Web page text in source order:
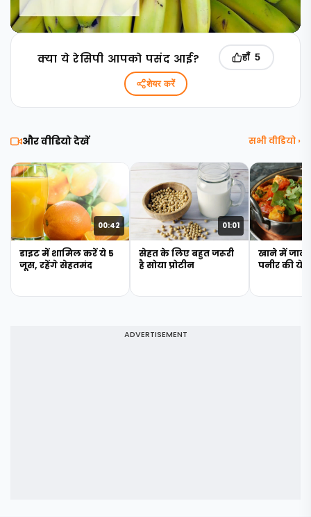
क्‍या ये रेसिपी आपको पसंद आई? हाँ 5
शेयर करें
और वीडियो देखें सभी वीडियो ›
00:42
डाइट में शामिल करें ये 5
जूस, रहेंगे सेहतमंद
01:01
सेहत के लिए बहुत जरूरी
है सोया प्रोटीन
खाने में जान
पनीर की ये
ADVERTISEMENT